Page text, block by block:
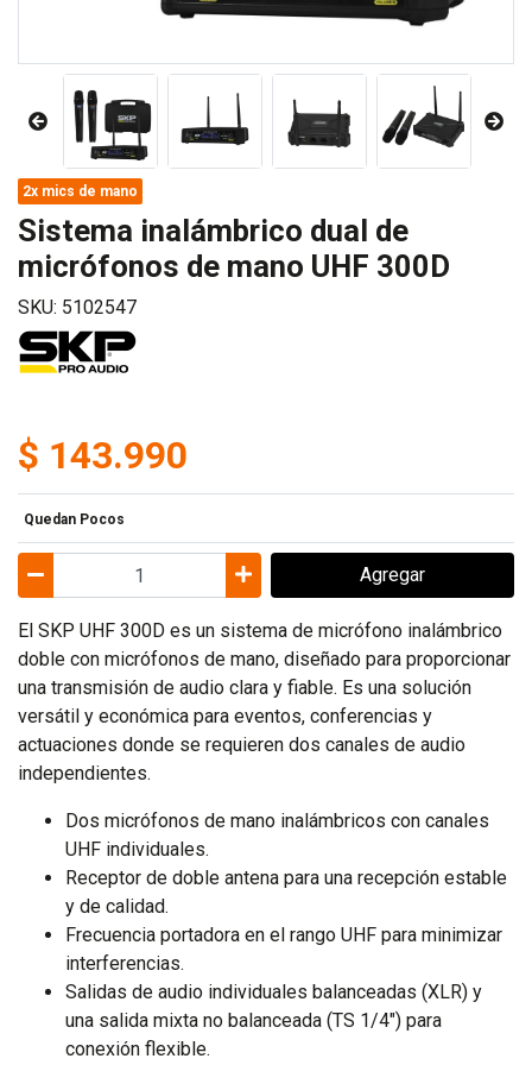
2x mics de mano
Sistema inalámbrico dual de
micrófonos de mano UHF 300D
SKU: 5102547
$ 143.990
Quedan Pocos
Agregar
El SKP UHF 300D es un sistema de micrófono inalámbrico
doble con micrófonos de mano, diseñado para proporcionar
una transmisión de audio clara y fiable. Es una solución
versátil y económica para eventos, conferencias y
actuaciones donde se requieren dos canales de audio
independientes.
Dos micrófonos de mano inalámbricos con canales
UHF individuales.
Receptor de doble antena para una recepción estable
y de calidad.
Frecuencia portadora en el rango UHF para minimizar
interferencias.
Salidas de audio individuales balanceadas (XLR) y
una salida mixta no balanceada (TS 1/4") para
conexión flexible.